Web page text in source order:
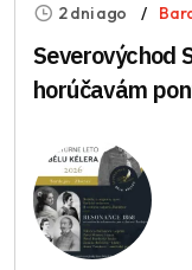
2 dni ago
Severovýchod
horúčavám